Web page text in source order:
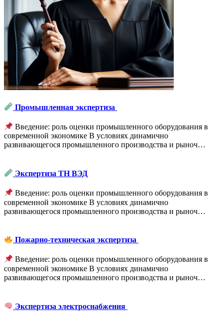
Промышленная экспертиза
Введение: роль оценки промышленного оборудования в
современной экономике В условиях динамично
развивающегося промышленного производства и рыноч…
Экспертиза ТН ВЭД
Введение: роль оценки промышленного оборудования в
современной экономике В условиях динамично
развивающегося промышленного производства и рыноч…
Пожарно-техническая экспертиза
Введение: роль оценки промышленного оборудования в
современной экономике В условиях динамично
развивающегося промышленного производства и рыноч…
Экспертиза электроснабжения